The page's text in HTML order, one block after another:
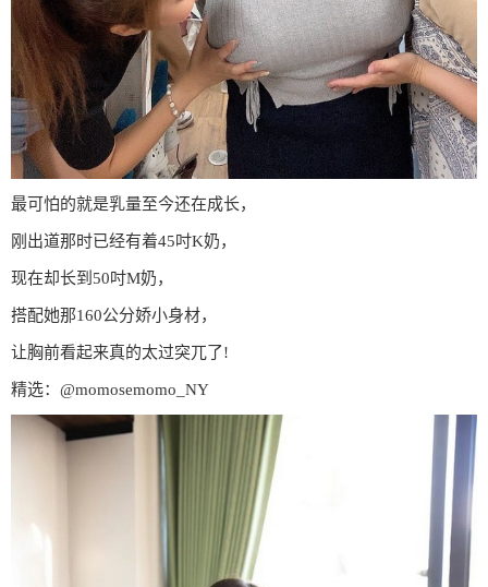
最可怕的就是乳量至今还在成长，
刚出道那时已经有着45吋K奶，
现在却长到50吋M奶，
搭配她那160公分娇小身材，
让胸前看起来真的太过突兀了!
精选：@momosemomo_NY